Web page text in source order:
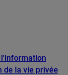
de la vie privée